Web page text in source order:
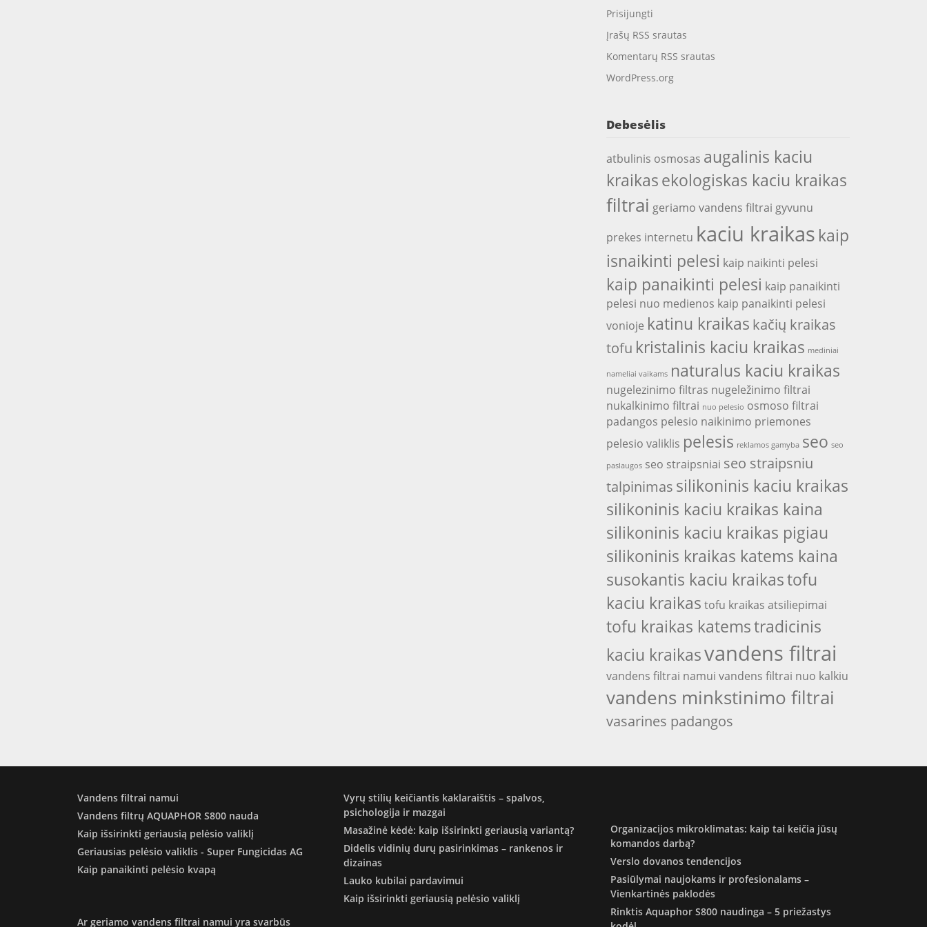
Prisijungti
Įrašų RSS srautas
Komentarų RSS srautas
WordPress.org
Debesėlis
atbulinis osmosas augalinis kaciu
kraikasekologiskas kaciu kraikas
filtrai geriamo vandens filtrai gyvunu
prekes internetu kaciu kraikas kaip
isnaikinti pelesi kaip naikinti pelesi
kaip panaikinti pelesi kaip panaikinti
pelesi nuo medienos kaip panaikinti pelesi
vonioje katinu kraikas kačių kraikas
tofu kristalinis kaciu kraikas mediniai
nameliai vaikams naturalus kaciu kraikas
nugelezinimo filtras nugeležinimo filtrai
nukalkinimo filtrai nuo pelesio osmoso filtrai
padangos pelesio naikinimo priemones
pelesio valiklis pelesis reklamos gamyba seo seo
paslaugos seo straipsniai seo straipsniu
talpinimas silikoninis kaciu kraikas
silikoninis kaciu kraikas kaina
silikoninis kaciu kraikas pigiau
silikoninis kraikas katems kaina
susokantis kaciu kraikastofu
kaciu kraikas tofu kraikas atsiliepimai
tofu kraikas katemstradicinis
kaciu kraikasvandens filtrai
vandens filtrai namui vandens filtrai nuo kalkiu
vandens minkstinimo filtrai
vasarines padangos
Vandens filtrai namui
Vandens filtrų AQUAPHOR S800 nauda
Kaip išsirinkti geriausią pelėsio valiklį
Geriausias pelėsio valiklis - Super Fungicidas AG
Kaip panaikinti pelėsio kvapą
Ar geriamo vandens filtrai namui yra svarbūs
Vyrų stilių keičiantis kaklaraištis – spalvos,
psichologija ir mazgai
Masažinė kėdė: kaip išsirinkti geriausią variantą?
Didelis vidinių durų pasirinkimas – rankenos ir
dizainas
Lauko kubilai pardavimui
Kaip išsirinkti geriausią pelėsio valiklį
Organizacijos mikroklimatas: kaip tai keičia jūsų
komandos darbą?
Verslo dovanos tendencijos
Pasiūlymai naujokams ir profesionalams –
Vienkartinės paklodės
Rinktis Aquaphor S800 naudinga – 5 priežastys